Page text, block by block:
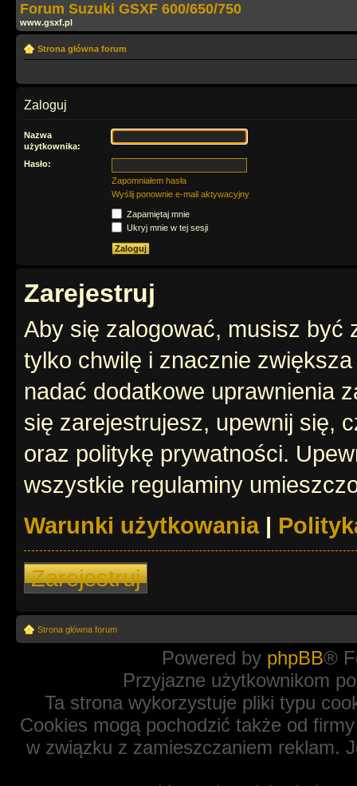
Forum Suzuki GSXF 600/650/750
www.gsxf.pl
Strona główna forum
Zaloguj
Nazwa
użytkownika:
Hasło:
Zapomniałem hasła
Wyślij ponownie e-mail aktywacyjny
Zapamiętaj mnie
Ukryj mnie w tej sesji
Zarejestruj
Aby się zalogować, musisz być
tylko chwilę i znacznie
nadać dodatkowe uprawnienia
się zarejestrujesz, upewnij się,
oraz politykę prywatności.
wszystkie regulaminy
Warunki użytkowania|
Zarejestruj
Strona główna forum
Powered by phpBB®
Przyjazne użytkownikom
Ta strona wykorzystuje pliki typu
Cookies mogą pochodzić także od
w związku z zamieszczaniem reklam.